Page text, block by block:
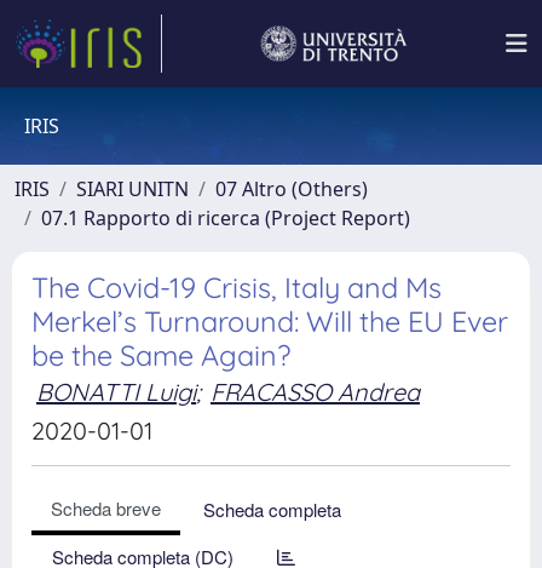
IRIS
IRIS SIARI UNITN
07 Altro (Others)
07.1 Rapporto di ricerca (Project Report)
The Covid-19 Crisis, Italy and Ms
Merkel’s Turnaround: Will the EU Ever
be the Same Again?
BONATTI Luigi; FRACASSO Andrea
2020-01-01
Scheda breve
Scheda completa
Scheda completa (DC)